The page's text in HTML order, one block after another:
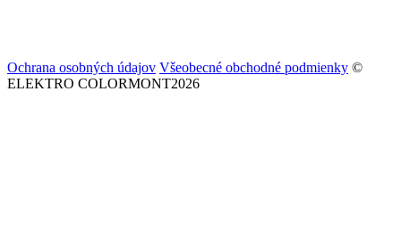
Ochrana osobných údajov Všeobecné obchodné podmienky ©
ELEKTRO COLORMONT2026